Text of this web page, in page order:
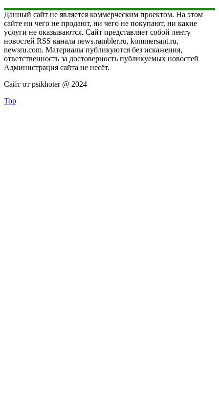
Данный сайт не является коммерческим проектом. На этом
сайте ни чего не продают, ни чего не покупают, ни какие
услуги не оказываются. Сайт представляет собой ленту
новостей RSS канала news.rambler.ru, kommersant.ru,
newsru.com. Материалы публикуются без искажения,
ответственность за достоверность публикуемых новостей
Администрация сайта не несёт.
Сайт от psikhoter @ 2024
Top